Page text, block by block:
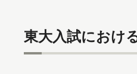
東大入試におけ